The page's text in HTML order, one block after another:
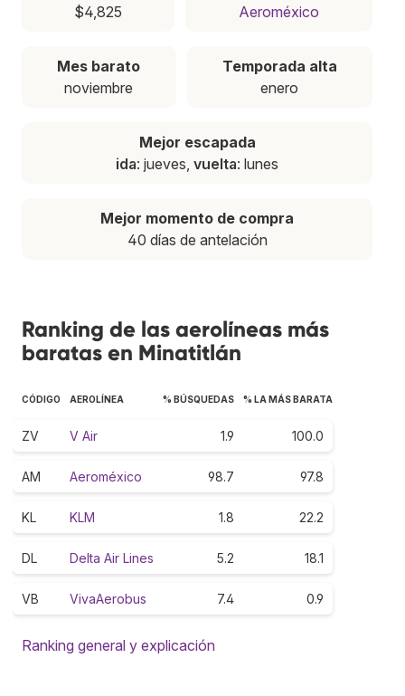
$4,825
Aeroméxico
Mes barato
noviembre
Temporada alta
enero
Mejor escapada
ida: jueves, vuelta: lunes
Mejor momento de compra
40 días de antelación
Ranking de las aerolíneas más
baratas en Minatitlán
CÓDIGO AEROLÍNEA % BÚSQUEDAS % LA MÁS BARATA
ZV V Air 1.9 100.0
AM Aeroméxico 98.7 97.8
KL KLM 1.8 22.2
DL Delta Air Lines 5.2 18.1
VB VivaAerobus 7.4 0.9
Ranking general y explicación